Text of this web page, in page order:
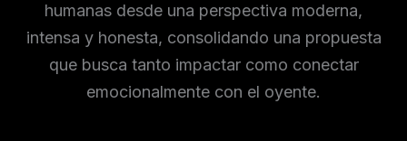
humanas desde una perspectiva moderna,
intensa y honesta, consolidando una propuesta
que busca tanto impactar como conectar
emocionalmente con el oyente.